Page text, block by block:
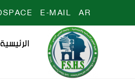
AR
E-MAIL
الرئيسية